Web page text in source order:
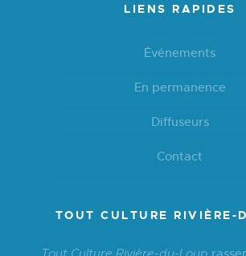
LIENS RAPIDES
Événements
En permanence
Diffuseurs
Contact
TOUT CULTURE RIVIÈRE-